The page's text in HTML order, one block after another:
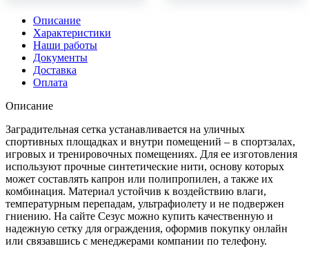
Описание
Характеристики
Наши работы
Документы
Доставка
Оплата
Описание
Заградительная сетка устанавливается на уличных
спортивных площадках и внутри помещений – в спортзалах,
игровых и тренировочных помещениях. Для ее изготовления
используют прочные синтетические нити, основу которых
может составлять капрон или полипропилен, а также их
комбинация. Материал устойчив к воздействию влаги,
температурным перепадам, ультрафиолету и не подвержен
гниению. На сайте Сезус можно купить качественную и
надежную сетку для ограждения, оформив покупку онлайн
или связавшись с менеджерами компании по телефону.